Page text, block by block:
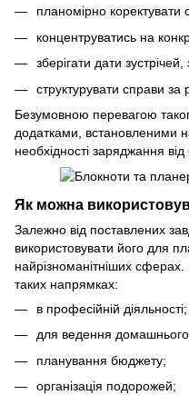
планомірно коректувати
концентруватись на
зберігати дати зустрічей,
структурувати справи за
Безумовною перевагою
додатками, встановленими
необхідності заряджання
Як можна
Залежно від поставлених
використовувати його для
найрізноманітніших
таких напрямках:
в професійній діяльності;
для ведення домашнього
планування бюджету;
організація подорожей;